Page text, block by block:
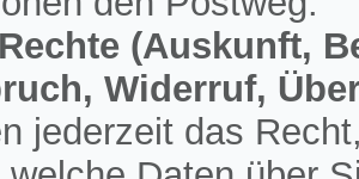
(Auskunft,
Widerruf,
jederzeit das